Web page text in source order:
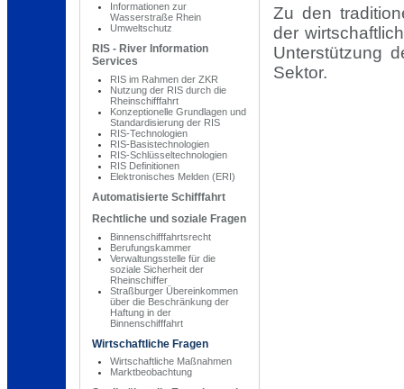
Informationen zur
Wasserstraße Rhein
Umweltschutz
RIS - River Information
Services
RIS im Rahmen der ZKR
Nutzung der RIS durch die
Rheinschifffahrt
Konzeptionelle Grundlagen und
Standardisierung der RIS
RIS-Technologien
RIS-Basistechnologien
RIS-Schlüsseltechnologien
RIS Definitionen
Elektronisches Melden (ERI)
Automatisierte Schifffahrt
Rechtliche und soziale Fragen
Binnenschifffahrtsrecht
Berufungskammer
Verwaltungsstelle für die
soziale Sicherheit der
Rheinschiffer
Straßburger Übereinkommen
über die Beschränkung der
Haftung in der
Binnenschifffahrt
Wirtschaftliche Fragen
Wirtschaftliche Maßnahmen
Marktbeobachtung
Zu den
der
Unterstützung
Sektor.